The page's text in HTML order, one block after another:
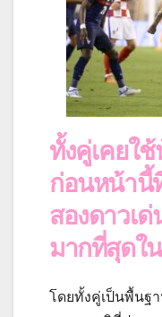
ทั้งคู่เคยใ
ก่อนหน้านี้
สองดาวเ
มากที่สุดใ
โดยทั้งคู่เป็นพื้นฐ